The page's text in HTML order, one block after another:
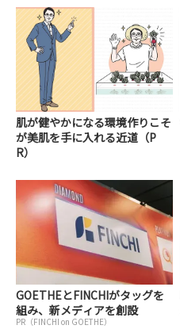
肌が健やかになる環境作りこそ
が美肌を手に入れる近道（P
R）
GOETHEとFINCHIがタッグを
組み、新メディアを創設
PR（FINCHI on GOETHE）